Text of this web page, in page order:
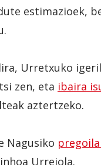
estimazioek,
Urretxuko
zen, eta ibaira
aztertzeko.
Nagusiko
Urrejola.